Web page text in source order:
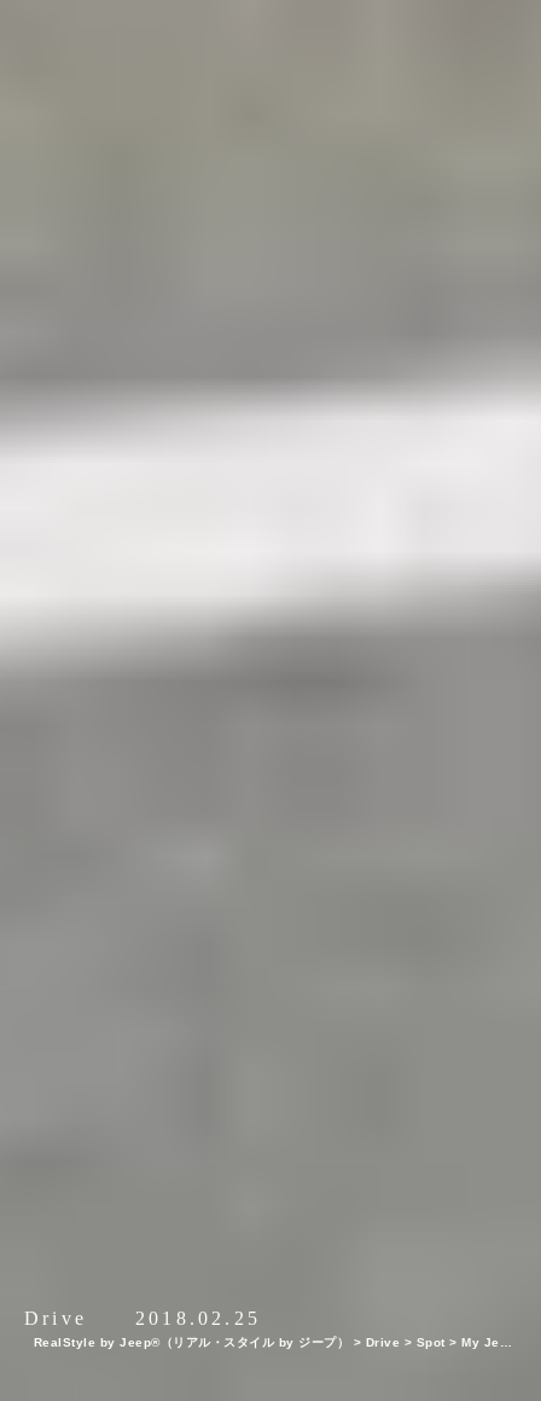
Drive 2018.02.25
RealStyle by Jeep®（リアル・スタイル by ジープ） > Drive > Spot >My Jeep